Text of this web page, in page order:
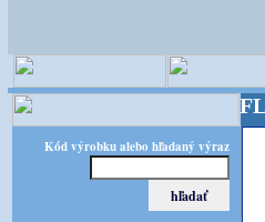
Kód výrobku alebo hľadaný výraz
potreby!